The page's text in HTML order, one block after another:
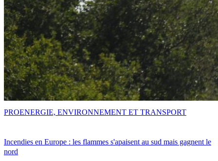
Incendies en Europe : les flammes s'apaisent au sud mais gagnent le
nord
PROENERGIE, ENVIRONNEMENT ET TRANSPORT